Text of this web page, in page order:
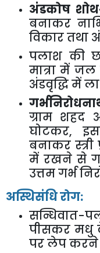
अंडकोष
बनाकर
विकार तथा
पलाश की
मात्रा में
अंडवृद्धि में
ग्राम शहद
घोटकर,
बनाकर
में रखने से
उत्तम गर्भ
अस्थिसंधि रोग:
पीसकर मधु
पर लेप करने